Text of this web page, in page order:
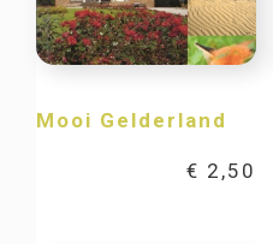
Mooi Gelderland
€ 2,50